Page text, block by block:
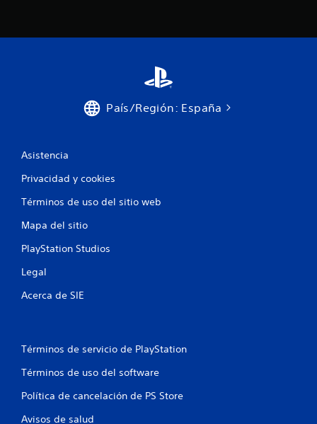
País/Región: España
Asistencia
Privacidad y cookies
Términos de uso del sitio web
Mapa del sitio
PlayStation Studios
Legal
Acerca de SIE
Términos de servicio de PlayStation
Términos de uso del software
Política de cancelación de PS Store
Avisos de salud